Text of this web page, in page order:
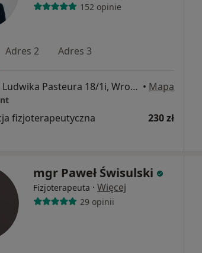
152 opinie
Adres 2 Adres 3
wybrzeże Ludwika Pasteura 18/1i, Wrocław • Mapa
fizjoterapeutyczna 230 zł
mgr Paweł Świsulski
Fizjoterapeuta · Więcej
29 opinii